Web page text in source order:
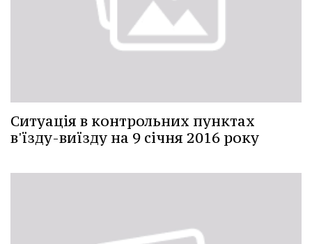
Ситуація в контрольних пунктах
в'їзду-виїзду на 9 січня 2016 року